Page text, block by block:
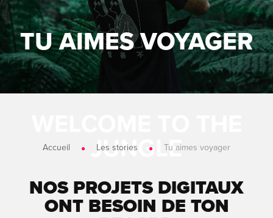
TU AIMES VOYAGER
Accueil Les stories Tu aimes voyager
NOS PROJETS DIGITAUX
ONT BESOIN DE TON